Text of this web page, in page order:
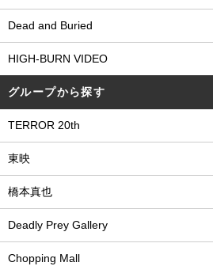
Dead and Buried
HIGH-BURN VIDEO
グループから探す
TERROR 20th
東映
橋本真也
Deadly Prey Gallery
Chopping Mall